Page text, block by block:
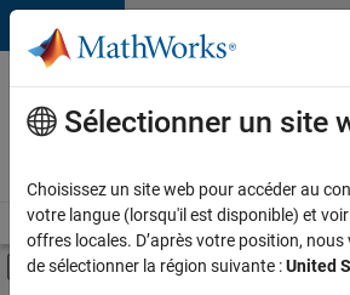
Passer au contenu
Votre
carrière
chez
Accueil Explorer nos opportunités
Activer/désactiver
Contenu principal
Sélectionner un site
Choisissez un site web pour accéder au
votre langue (lorsqu'il est disponible) et
offres locales. D’après votre position,
de sélectionner la région suivante :United